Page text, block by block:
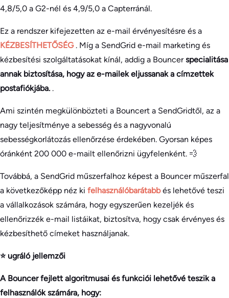
4,8/5,0 a G2-nél és 4,9/5,0 a Capterránál.
Ez a rendszer kifejezetten az e-mail érvényesítésre és a
KÉZBESÍTHETŐSÉG . Míg a SendGrid e-mail marketing és
kézbesítési szolgáltatásokat kínál, addig a Bouncerspecialitása
annak biztosítása, hogy az e-mailek eljussanak a címzettek
postafiókjába. .
Ami szintén megkülönbözteti a Bouncert a SendGridtől, az a
nagy teljesítménye a sebesség és a nagyvonalú
sebességkorlátozás ellenőrzése érdekében. Gyorsan képes
óránként 200 000 e-mailt ellenőrizni ügyfelenként. 💨
Továbbá, a SendGrid műszerfalhoz képest a Bouncer műszerfal
a következőképp néz ki felhasználóbarátabbés lehetővé teszi
a vállalkozások számára, hogy egyszerűen kezeljék és
ellenőrizzék e-mail listáikat, biztosítva, hogy csak érvényes és
kézbesíthető címeket használjanak.
⭐ ugráló jellemzői
A Bouncer fejlett algoritmusai és funkciói lehetővé teszik a
felhasználók számára, hogy: